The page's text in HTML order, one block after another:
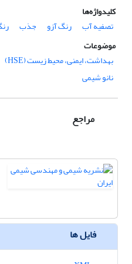
کلیدواژه‌ها
تصفیه آب
رنگ آزو جذب
موضوعات
بهداشت، ایمنی، محیط زیست (HSE)
نانو شیمی
مراجع
فایل ها